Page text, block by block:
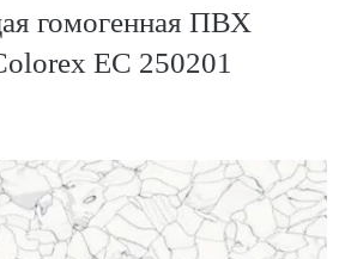
гомогенная ПВХ
EC 250201